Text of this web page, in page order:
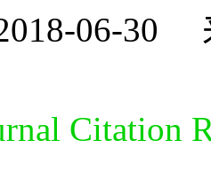
06-
Citation